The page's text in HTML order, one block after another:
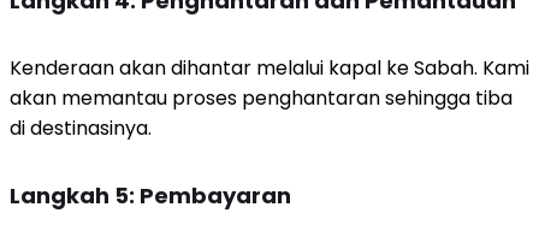
Kenderaan akan dihantar melalui kapal ke Sabah. Kami
akan memantau proses penghantaran sehingga tiba
di destinasinya.
Langkah 5: Pembayaran